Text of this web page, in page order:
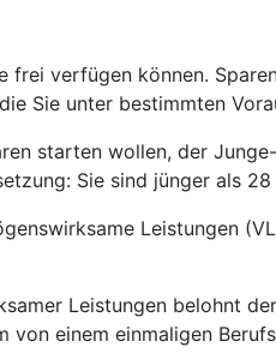
verfügen können.
Sie unter bestimmten
starten wollen, der
Sie sind jünger als
Leistungen
Leistungen belohnt
einem einmaligen